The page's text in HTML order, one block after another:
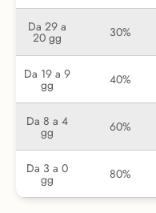
Da 29 a
20 gg 30%
Da 19 a 9
gg 40%
Da 8 a 4
gg 60%
Da 3 a 0
gg 80%